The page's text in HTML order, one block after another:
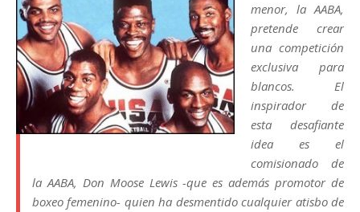
menor, la AABA,
pretende crear
una competición
exclusiva para
blancos. El
inspirador de
esta desafiante
idea es el
comisionado de
la AABA, Don Moose Lewis -que es además promotor de
boxeo femenino- quien ha desmentido cualquier atisbo de